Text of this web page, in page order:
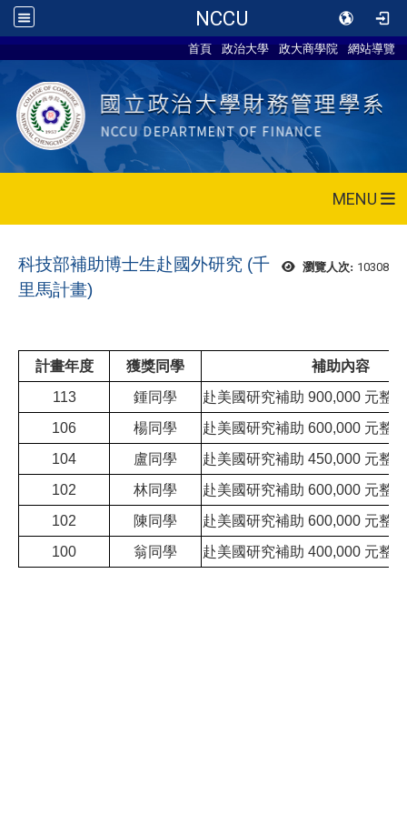
NCCU
首頁 政治大學 政大商學院 網站導覽
MENU
瀏覽人次: 10308
科技部補助博士生赴國外研究 (千
里馬計畫)
計畫年度 獲獎同學
補助內容
113
鍾同學
赴美國研究補助 900,000 元整
106
楊同學
赴美國研究補助 600,000 元整
104
盧同學
赴美國研究補助 450,000 元整
102
林同學
赴美國研究補助 600,000 元整
102
陳同學
赴美國研究補助 600,000 元整
100
翁同學 赴美國研究補助 400,000 元整